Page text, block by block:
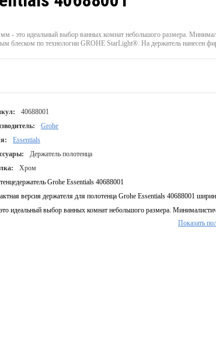
- это идеальный выбор ванных комнат небольшого размера.
блеском по технологии GROHE StarLight®. На держатель нанесен
40688001
Grohe
Essentials
Держатель полотенца
Хром
Grohe Essentials 40688001
версия держателя для полотенца Grohe Essentials 40688001
идеальный выбор ванных комнат небольшого размера.
и функциональность в то же время украсят любую ванную комнату.
Показать